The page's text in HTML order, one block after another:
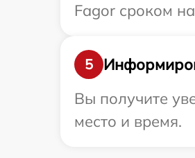
Fagor сроком
5
Вы получите
место и время.